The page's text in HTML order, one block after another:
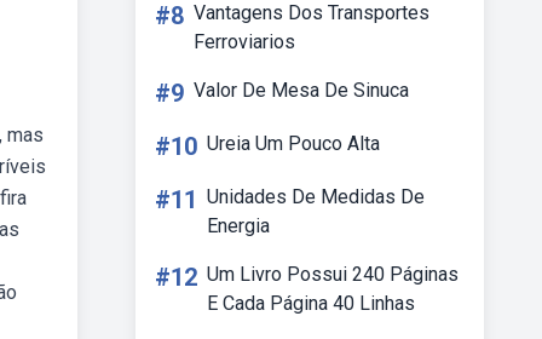
mas
#8 Vantagens Dos Transportes
Ferroviarios
#9 Valor De Mesa De Sinuca
#10 Ureia Um Pouco Alta
#11 Unidades De Medidas De
Energia
#12 Um Livro Possui 240 Páginas
E Cada Página 40 Linhas